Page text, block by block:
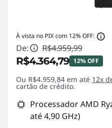
À vista no PIX com 12% OFF:
De: R$4.959,99
R$4.364,79 12% OFF
Economias
Ou R$4.959,84 em até 12x
cartão de crédito.
Processador AMD
até 4,90 GHz)